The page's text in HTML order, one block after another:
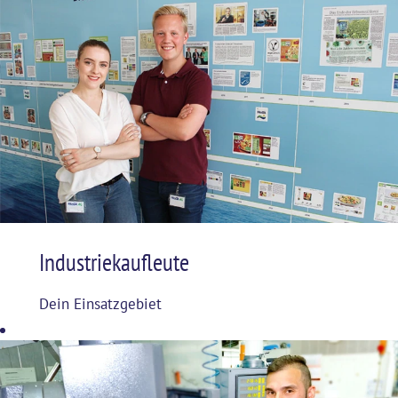
Industriekaufleute
Dein Einsatzgebiet
über die
Geschäftsprozesse
aller